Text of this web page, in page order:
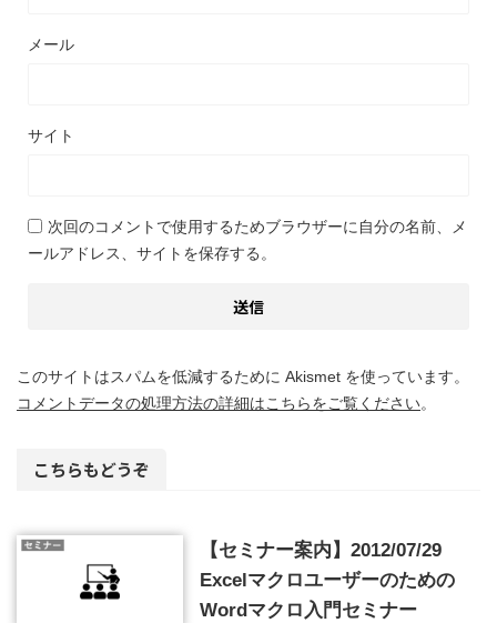
メール
サイト
次回のコメントで使用するためブラウザーに自分の名前、メ
ールアドレス、サイトを保存する。
このサイトはスパムを低減するために Akismet を使っています。
コメントデータの処理方法の詳細はこちらをご覧ください。
こちらもどうぞ
【セミナー案内】2012/07/29
Excelマクロユーザーのための
Wordマクロ入門セミナー